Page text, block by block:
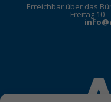
Erreichbar über das
Freitag 10